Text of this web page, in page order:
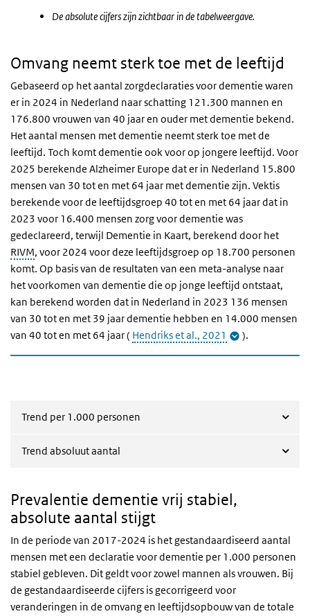
De absolute cijfers zijn zichtbaar in de tabelweergave.
Omvang neemt sterk toe met de leeftijd
Gebaseerd op het aantal zorgdeclaraties voor dementie waren
er in 2024 in Nederland naar schatting 121.300 mannen en
176.800 vrouwen van 40 jaar en ouder met dementie bekend.
Het aantal mensen met dementie neemt sterk toe met de
leeftijd. Toch komt dementie ook voor op jongere leeftijd. Voor
2025 berekende Alzheimer Europe dat er in Nederland 15.800
mensen van 30 tot en met 64 jaar met dementie zijn. Vektis
berekende voor de leeftijdsgroep 40 tot en met 64 jaar dat in
2023 voor 16.400 mensen zorg voor dementie was
gedeclareerd, terwijl Dementie in Kaart, berekend door het
RIVM, voor 2024 voor deze leeftijdsgroep op 18.700 personen
komt. Op basis van de resultaten van een meta-analyse naar
het voorkomen van dementie die op jonge leeftijd ontstaat,
kan berekend worden dat in Nederland in 2023 136 mensen
van 30 tot en met 39 jaar dementie hebben en 14.000 mensen
van 40 tot en met 64 jaar ( Hendriks et al., 2021 ).
Trend per 1.000 personen
Trend absoluut aantal
Prevalentie dementie vrij stabiel,
absolute aantal stijgt
In de periode van 2017-2024 is het gestandaardiseerd aantal
mensen met een declaratie voor dementie per 1.000 personen
stabiel gebleven. Dit geldt voor zowel mannen als vrouwen. Bij
de gestandaardiseerde cijfers isgecorrigeerd voor
veranderingen in de omvang en leeftijdsopbouw van de totale